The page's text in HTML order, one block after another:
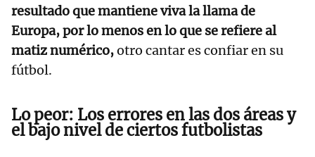
resultado que mantiene viva la llama de
Europa, por lo menos en lo que se refiere al
matiz numérico,otro cantar es confiar en su
fútbol.
Lo peor: Los errores en las dos áreas y
el bajo nivel de ciertos futbolistas